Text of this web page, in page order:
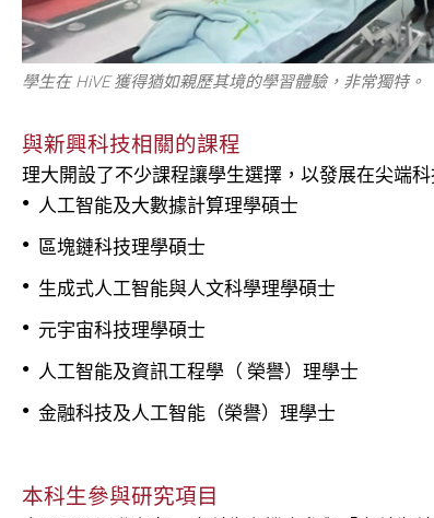
學生在 HiVE 獲得猶如親歷其境的學習體驗，非常獨特。
與新興科技相關的課程
理大開設了不少課程讓學生選擇，以發展在尖端
人工智能及大數據計算理學碩士
區塊鏈科技理學碩士
生成式人工智能與人文科學理學碩士
元宇宙科技理學碩士
人工智能及資訊工程學（ 榮譽）理學士
金融科技及人工智能（榮譽）理學士
本科生參與研究項目